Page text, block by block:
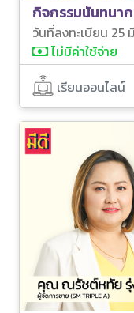
กิจกรรมนันทนา
วันที่ลงทะเบียน 25
ไม่มีค่าใช้จ่าย
เรียนออนไลน์